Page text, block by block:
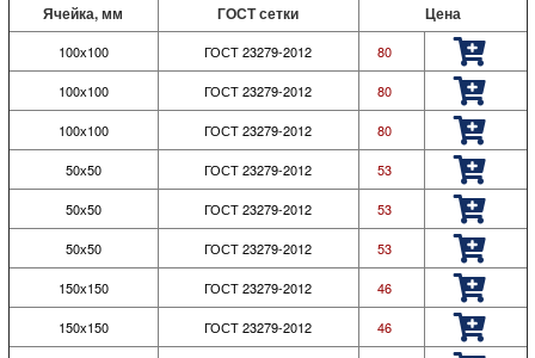
Ячейка, мм ГОСТ сетки Цена
100х100 ГОСТ 23279-2012 80
100х100 ГОСТ 23279-2012 80
100х100 ГОСТ 23279-2012 80
50х50 ГОСТ 23279-2012 53
50х50 ГОСТ 23279-2012 53
50х50 ГОСТ 23279-2012 53
150х150 ГОСТ 23279-2012 46
150х150 ГОСТ 23279-2012 46